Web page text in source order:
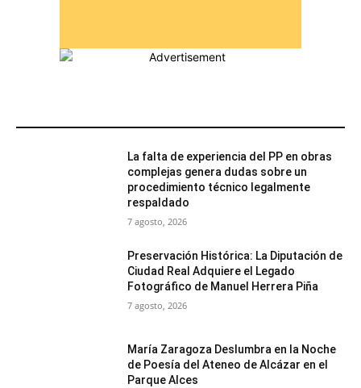
La falta de experiencia del PP en obras
complejas genera dudas sobre un
procedimiento técnico legalmente
respaldado
7 agosto, 2026
Preservación Histórica: La Diputación de
Ciudad Real Adquiere el Legado
Fotográfico de Manuel Herrera Piña
7 agosto, 2026
María Zaragoza Deslumbra en la Noche
de Poesía del Ateneo de Alcázar en el
Parque Alces